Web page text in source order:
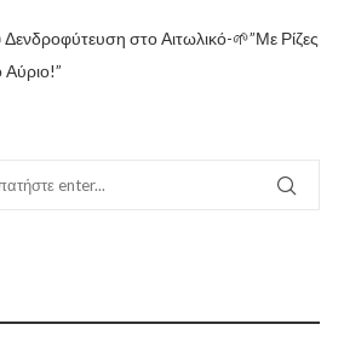
Δενδροφύτευση στο Αιτωλικό-🌱”Με Ρίζες